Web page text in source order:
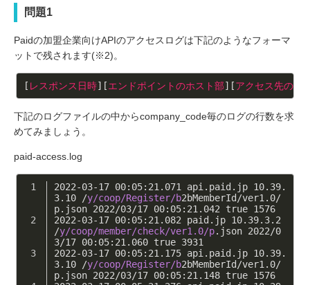
問題1
Paidの加盟企業向けAPIのアクセスログは下記のようなフォーマ
ットで残されます(※2)。
[ レスポンス日時][エンドポイントのホスト部][アクセス先のIP
下記のログファイルの中からcompany_code毎のログの行数を求
めてみましょう。
paid-access.log
2022-03-17 00: 05: 21.071 api.paid.jp 10.39.
3.10 /y/coop/Register/b2bMemberId/ver1. 0/
p.json 2022/03/17 00: 05: 21.042 true 1576
2022-03-17 00: 05: 21.082 paid.jp 10.39. 3.2
/y/coop/member/check/ver1.0/p.json 2022/0
3/17 00: 05: 21.060 true 3931
2022-03-17 00: 05: 21.175 api.paid.jp 10.39.
3.10 /y/coop/Register/b2bMemberId/ver1. 0/
p.json 2022/03/17 00: 05: 21.148 true 1576